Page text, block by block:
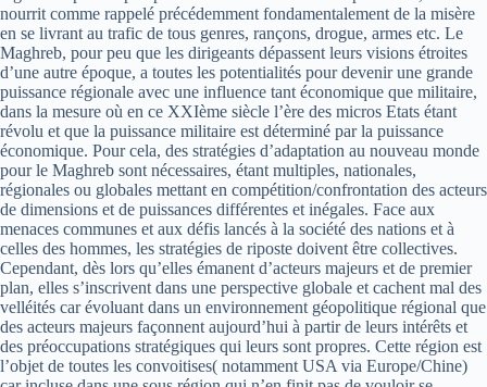
nourrit comme rappelé précédemment fondamentalement de la misère
en se livrant au trafic de tous genres, rançons, drogue, armes etc. Le
Maghreb, pour peu que les dirigeants dépassent leurs visions étroites
d’une autre époque, a toutes les potentialités pour devenir une grande
puissance régionale avec une influence tant économique que militaire,
dans la mesure où en ce XXIème siècle l’ère des micros Etats étant
révolu et que la puissance militaire est déterminé par la puissance
économique. Pour cela, des stratégies d’adaptation au nouveau monde
pour le Maghreb sont nécessaires, étant multiples, nationales,
régionales ou globales mettant en compétition/confrontation des acteurs
de dimensions et de puissances différentes et inégales. Face aux
menaces communes et aux défis lancés à la société des nations et à
celles des hommes, les stratégies de riposte doivent être collectives.
Cependant, dès lors qu’elles émanent d’acteurs majeurs et de premier
plan, elles s’inscrivent dans une perspective globale et cachent mal des
velléités car évoluant dans un environnement géopolitique régional que
des acteurs majeurs façonnent aujourd’hui à partir de leurs intérêts et
des préoccupations stratégiques qui leurs sont propres. Cette région est
l’objet de toutes les convoitises( notamment USA via Europe/Chine)